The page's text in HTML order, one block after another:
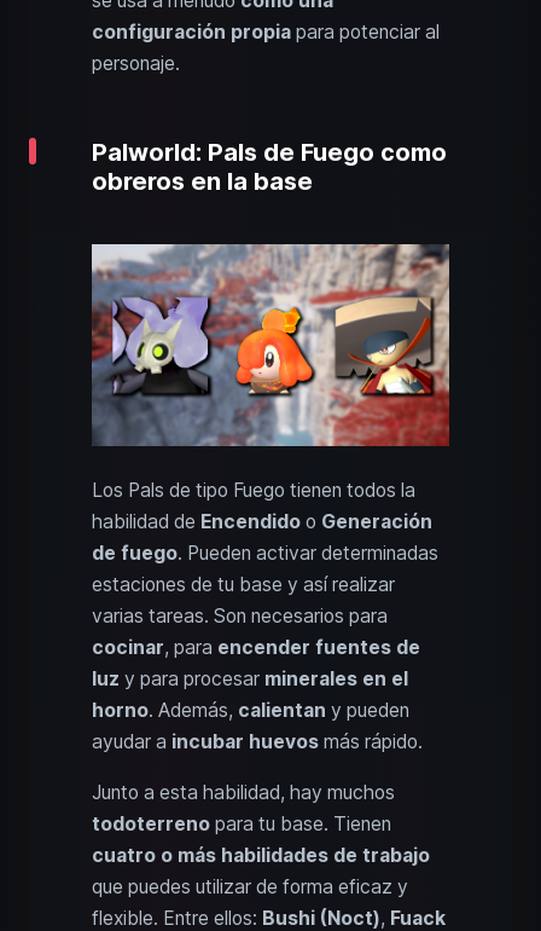
configuración propia para potenciar al
personaje.
Palworld: Pals de Fuego como
obreros en la base
Los Pals de tipo Fuego tienen todos la
habilidad de Encendido o Generación
de fuego. Pueden activar determinadas
estaciones de tu base y así realizar
varias tareas. Son necesarios para
cocinar, para encender fuentes de
luz y para procesar minerales en el
horno. Además, calientan y pueden
ayudar a incubar huevos más rápido.
Junto a esta habilidad, hay muchos
todoterreno para tu base. Tienen
cuatro o más habilidades de trabajo
que puedes utilizar de forma eficaz y
flexible. Entre ellos: Bushi (Noct), Fuack